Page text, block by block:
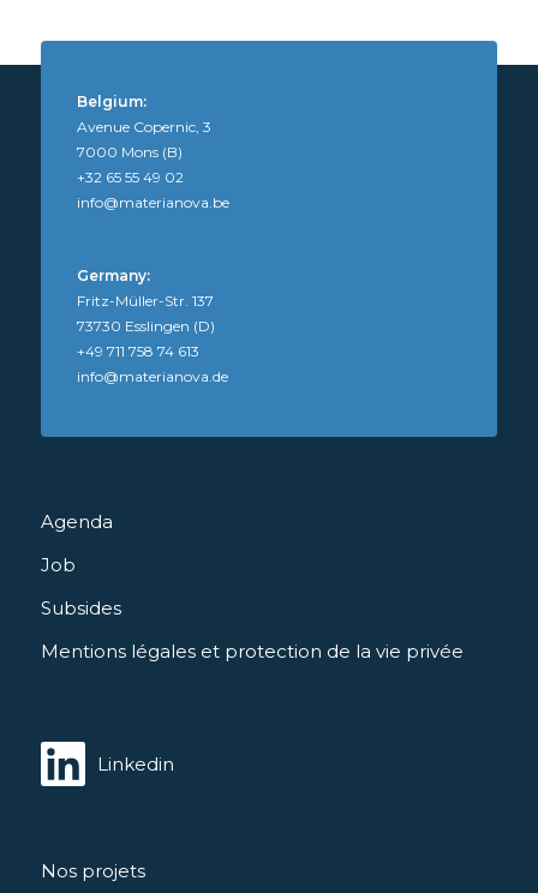
Nos projets
Agenda
Job
Subsides
Mentions légales et protection de la vie privée
Belgium:
Avenue Copernic, 3
7000 Mons (B)
+32 65 55 49 02
info@materianova.be
Germany:
Fritz-Müller-Str. 137
73730 Esslingen (D)
+49 711 758 74 613
info@materianova.de
Linkedin